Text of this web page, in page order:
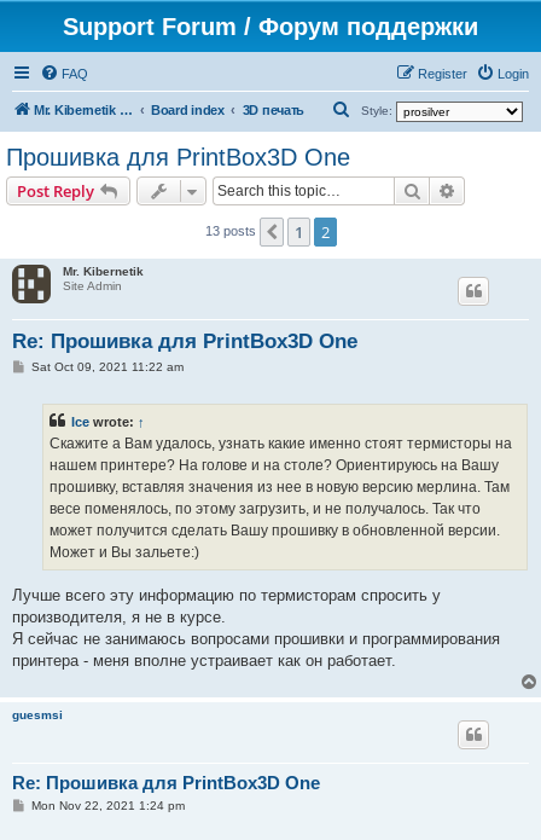
Support Forum / Форум поддержки
FAQ Login
Register
Mr. Kibernetik software Board index 3D печать Style:
Прошивка для PrintBox3D One
Post Reply Search
13 posts Previous
1 2
Mr. Kibernetik
Site Admin
Re: Прошивка для PrintBox3D One
PSat Oct 09, 2021 11:22 am
Ice wrote: ↑
Скажите а Вам удалось, узнать какие именно стоят термисторы на
нашем принтере? На голове и на столе? Ориентируюсь на Вашу
прошивку, вставляя значения из нее в новую версию мерлина. Там
весе поменялось, по этому загрузить, и не получалось. Так что
может получится сделать Вашу прошивку в обновленной версии.
Может и Вы зальете:)
Лучше всего эту информацию по термисторам спросить у
производителя, я не в курсе.
Я сейчас не занимаюсь вопросами прошивки и программирования
принтера - меня вполне устраивает как он работает.
guesmsi
Re: Прошивка для PrintBox3D One
PMon Nov 22, 2021 1:24 pm